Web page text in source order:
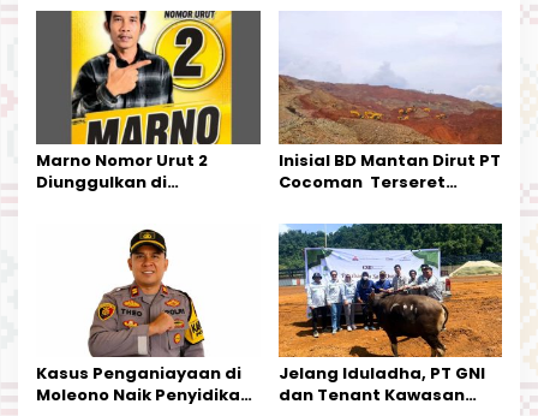
Pengurus Parti
Kecamatan Petasia dan
Kecamatan Petbar
Marno Nomor Urut 2
Diunggulkan di
Kesederhanaannya Jadi
Harapan Warga
Inisial BD Mantan Dirut PT
Cocoman Terseret
Tata Kelola Tambang
Kalimantan Barat
Kasus Penganiayaan di
Moleono Naik Penyidikan,
Jelang Iduladha, PT GNI
dan Tenant Kawasan